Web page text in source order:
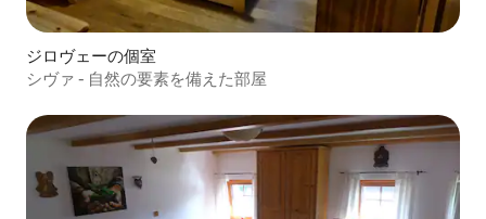
ジロヴェーの個室
シヴァ - 自然の要素を備えた部屋